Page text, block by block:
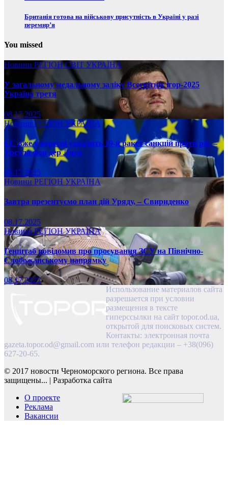
Британія готова на військову присутність в Україні у разі
перемир’я
You missed
Новини РЕГІОНСВІТ УКРАЇНА
У загальному медальному заліку Всесвітніх ігор-2025
Україна третя
08.17.2025
НовиниРЕГІОН УКРАЇНА
ЄС вже у вересні ухвалить 19-й ракет санкцій проти рф, –
Урсула фон дер Ляєн
08.17.2025
Новини РЕГІОН УКРАЇНА
Завтра презентуємо план дій Уряду, – Свириденко
08.17.2025
НовиниРЕГІОНУКРАЇНА
Генштаб повідомив про просування ЗСУ на Північно-
Слобожанському напрямку
08.17.2025
Использование материалов сайта
разрешается при условии
размещения в тексте
гиперссылки на сайт topor.od.ua,
открытой для поисковых систем.
Контакты: электронная почта
gazeta.topor.od@gmail.com или телефон редакции – +38(096)
627-20-65.
© 2017 новости Черноморского региона. Все права
защищены... | Разработка сайта
О проекте
Реклама
Вакансии